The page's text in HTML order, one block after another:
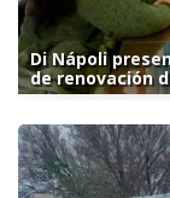
Di Nápoli
de renovación